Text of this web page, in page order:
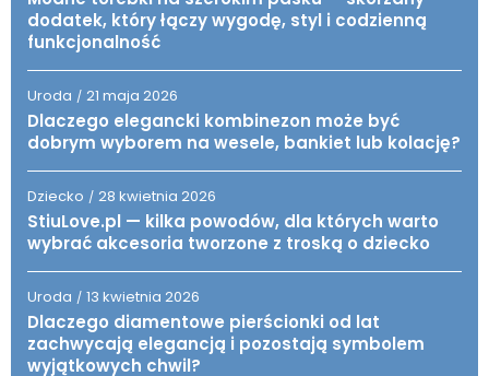
dodatek, który łączy wygodę, styl i codzienną
funkcjonalność
Uroda / 21 maja 2026
Dlaczego elegancki kombinezon może być
dobrym wyborem na wesele, bankiet lub kolację?
Dziecko / 28 kwietnia 2026
StiuLove.pl — kilka powodów, dla których warto
wybrać akcesoria tworzone z troską o dziecko
Uroda / 13 kwietnia 2026
Dlaczego diamentowe pierścionki od lat
zachwycają elegancją i pozostają symbolem
wyjątkowych chwil?